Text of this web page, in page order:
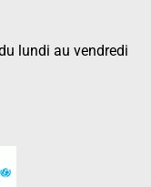
lundi au vendredi